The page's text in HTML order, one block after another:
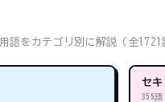
語をカテゴリ別に解説（全1721
セキ
355語